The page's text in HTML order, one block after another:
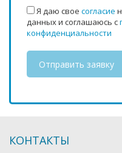
Я даю свое согласие
данных и соглашаюсь с
конфиденциальности
КОНТАКТЫ